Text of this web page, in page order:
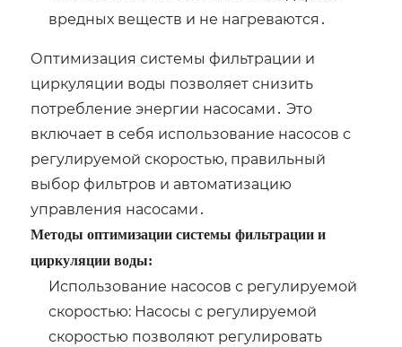
вредных веществ и не нагреваются․
Оптимизация системы фильтрации и
циркуляции воды позволяет снизить
потребление энергии насосами․ Это
включает в себя использование насосов с
регулируемой скоростью‚ правильный
выбор фильтров и автоматизацию
управления насосами․
Методы оптимизации системы фильтрации и
циркуляции воды:
Использование насосов с регулируемой
скоростью: Насосы с регулируемой
скоростью позволяют регулировать